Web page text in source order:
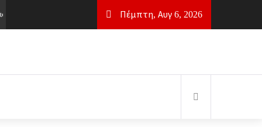
Η πλάκα Καρύστου Παραμένει Κορυφαία Επιλογή
Πέμπτη, Αυγ 6, 2026